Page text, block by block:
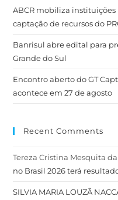
ABCR mobiliza
captação de recursos do
Banrisul abre edital para
Grande do Sul
Encontro aberto do GT
acontece em 27 de agosto
Recent Comments
Tereza Cristina Mesquita
no Brasil 2026 terá
SILVIA MARIA LOUZÃ